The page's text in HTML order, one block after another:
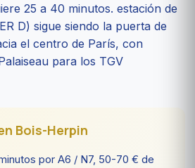
25 a 40 minutos. estación de
D) sigue siendo la puerta de
el centro de París, con
para los TGV
Bois-Herpin
por A6 / N7, 50-70 € de